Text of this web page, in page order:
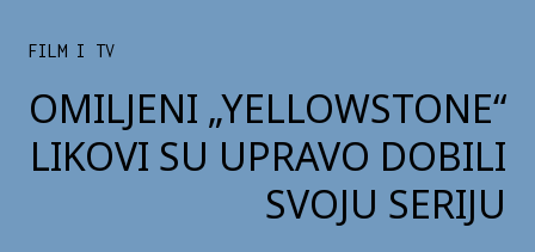
FILM I TV
OMILJENI „YELLOWSTONE“
LIKOVI SU UPRAVO DOBILI
SVOJU SERIJU